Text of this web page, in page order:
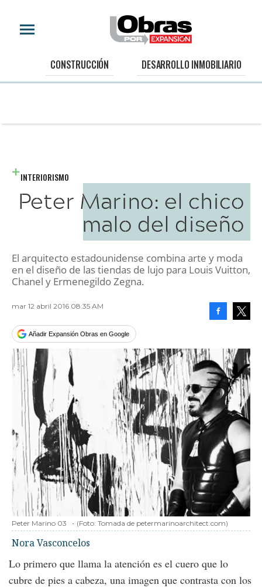
CONSTRUCCIÓN DESARROLLO INMOBILIARIO
INTERIORISMO
Peter Marino: el chico
malo del diseño
El arquitecto estadounidense combina arte y moda
en el diseño de las tiendas de lujo para Louis Vuitton,
Chanel y Ermenegildo Zegna.
mar 12 abril 2016 08:35 AM
Añadir Expansión Obras en Google
Peter Marino 03 - (Foto: Tomada de petermarinoarchitect.com)
Nora Vasconcelos
Lo primero que llama la atención es el cuero que lo
cubre de pies a cabeza, una imagen que contrasta con los